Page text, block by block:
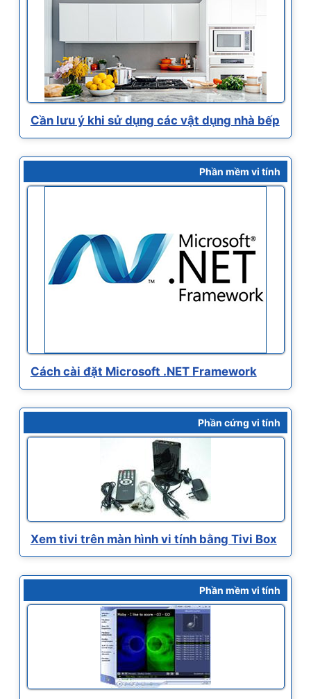
Cần lưu ý khi sử dụng các vật dụng nhà bếp
Phần mềm vi tính
Cách cài đặt Microsoft .NET Framework
Phần cứng vi tính
Xem tivi trên màn hình vi tính bằng Tivi Box
Phần mềm vi tính